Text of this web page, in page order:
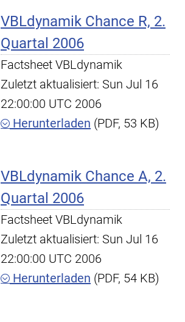
VBLdynamik Chance R, 2.
Quartal 2006
Factsheet VBLdynamik
Zuletzt aktualisiert: Sun Jul 16
22:00:00 UTC 2006
Herunterladen (PDF, 53 KB)
VBLdynamik Chance A, 2.
Quartal 2006
Factsheet VBLdynamik
Zuletzt aktualisiert: Sun Jul 16
22:00:00 UTC 2006
Herunterladen (PDF, 54 KB)